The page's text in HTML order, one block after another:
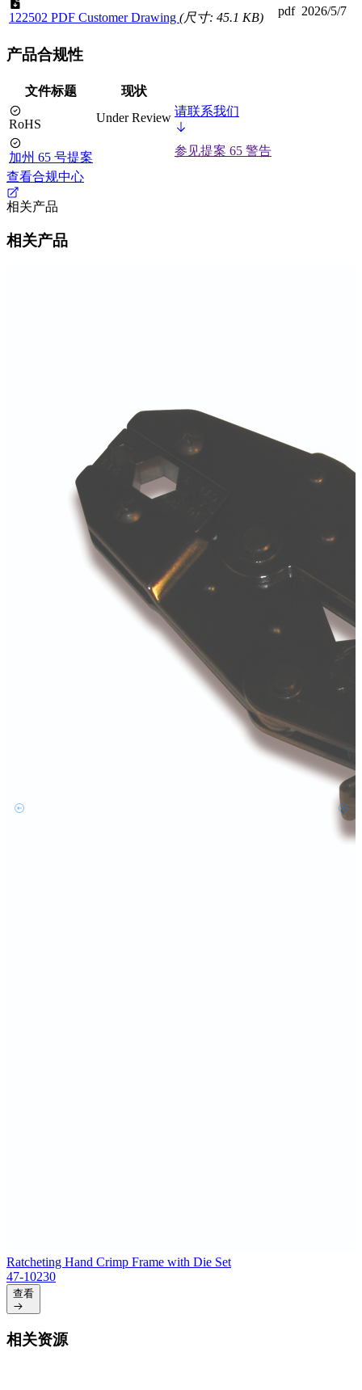
122502 PDF Customer Drawing (尺寸: 45.1 KB) pdf 2026/5/7
产品合规性
文件标题 现状
RoHS Under Review 请联系我们
加州 65 号提案
参见提案 65 警告
查看合规中心
相关产品
相关产品
Ratcheting Hand Crimp Frame with Die Set
47-10230
查看
相关资源